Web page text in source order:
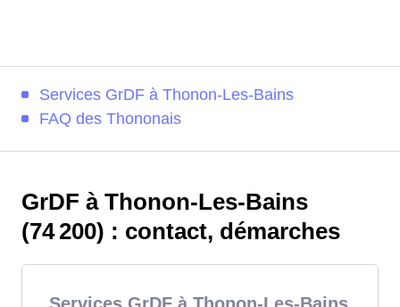
Services GrDF à Thonon-Les-Bains
FAQ des Thononais
GrDF à Thonon-Les-Bains
(74 200) : contact, démarches